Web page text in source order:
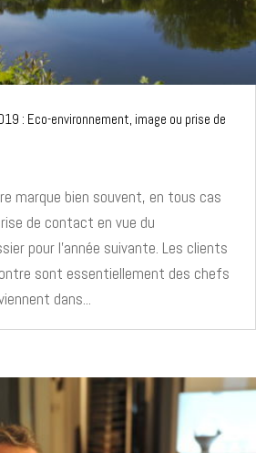
: Eco-environnement, image ou prise de
marque bien souvent, en tous cas
de contact en vue du
pour l'année suivante. Les clients
sont essentiellement des chefs
dans...